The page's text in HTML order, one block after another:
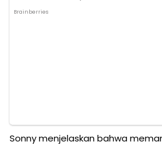
Sonny menjelaskan bahwa